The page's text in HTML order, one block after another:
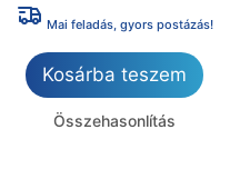
Mai feladás, gyors postázás!
Kosárba teszem
Összehasonlítás